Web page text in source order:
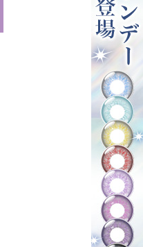
バンス40cm -
ドブラウン04
1,800円(税込)